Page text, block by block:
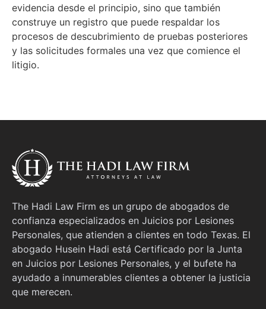
evidencia desde el principio, sino que también
construye un registro que puede respaldar los
procesos de descubrimiento de pruebas posteriores
y las solicitudes formales una vez que comience el
litigio.
The Hadi Law Firm es un grupo de abogados de
confianza especializados en Juicios por Lesiones
Personales, que atienden a clientes en todo Texas. El
abogado Husein Hadi está Certificado por la Junta
en Juicios por Lesiones Personales, y el bufete ha
ayudado a innumerables clientes a obtener la justicia
que merecen.